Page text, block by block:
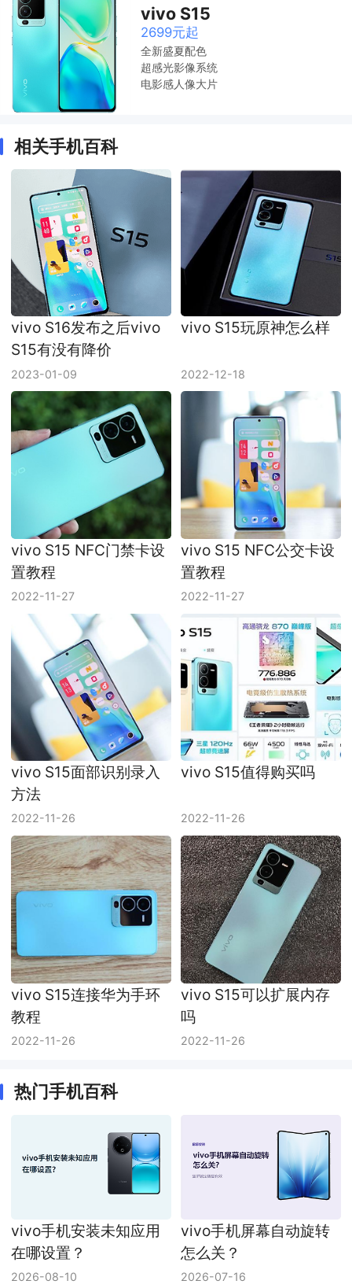
vivo S15
2699元起
全新盛夏配色
超感光影像系统
电影感人像大片
相关手机百科
vivo S16发布之后vivo
S15有没有降价
2023-01-09
vivo S15玩原神怎么样
2022-12-18
vivo S15 NFC门禁卡设
置教程
2022-11-27
vivo S15 NFC公交卡设
置教程
2022-11-27
vivo S15面部识别录入
方法
2022-11-26
vivo S15值得购买吗
2022-11-26
vivo S15连接华为手环
教程
2022-11-26
vivo S15可以扩展内存
吗
2022-11-26
热门手机百科
vivo手机安装未知应用
在哪设置？
2026-08-10
vivo手机屏幕自动旋转
怎么关？
2026-07-16